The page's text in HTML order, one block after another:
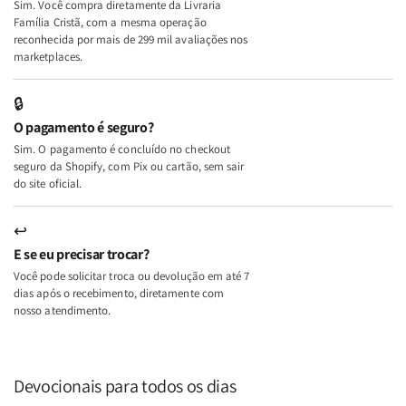
+
A
Mulher
Lar
+
A
Lar
Sim. Você compra diretamente da Livraria
Família Cristã, com a mesma operação
reconhecida por mais de 299 mil avaliações nos
marketplaces.
🔒
O pagamento é seguro?
Sim. O pagamento é concluído no checkout
seguro da Shopify, com Pix ou cartão, sem sair
do site oficial.
↩
E se eu precisar trocar?
Você pode solicitar troca ou devolução em até 7
dias após o recebimento, diretamente com
nosso atendimento.
Devocionais para todos os dias